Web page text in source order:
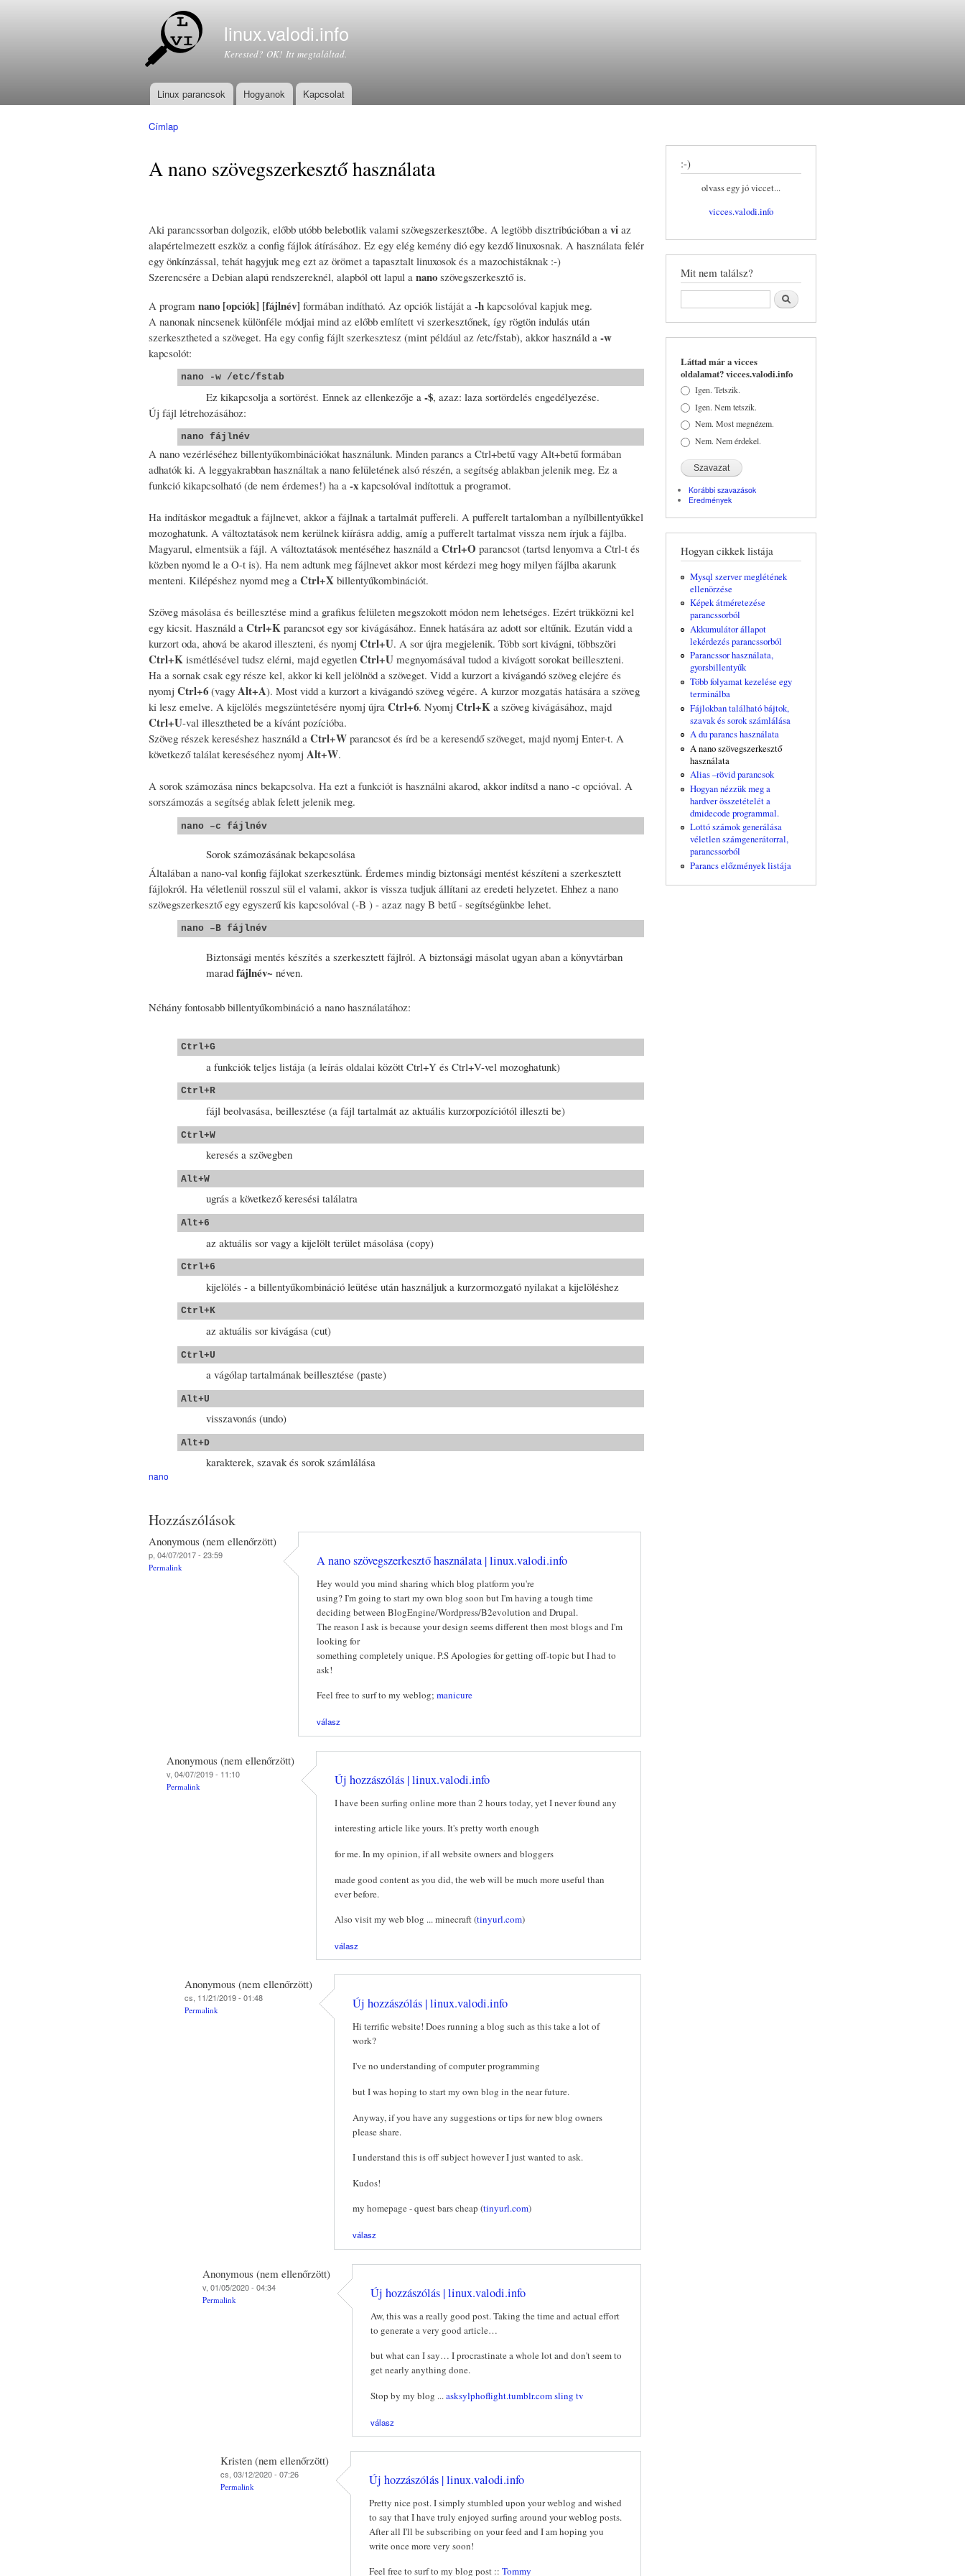
linux.valodi.info
Kerested? OK! Itt megtaláltad.
Főmenü
Linux parancsok Hogyanok Kapcsolat
Címlap
A nano szövegszerkesztő használata
Aki parancssorban dolgozik, előbb utóbb belebotlik valami szövegszerkesztőbe. A legtöbb disztribúcióban a vi az
alapértelmezett eszköz a config fájlok átírásához. Ez egy elég kemény dió egy kezdő linuxosnak. A használata felér
egy önkínzással, tehát hagyjuk meg ezt az örömet a tapasztalt linuxosok és a mazochistáknak :-)
Szerencsére a Debian alapú rendszereknél, alapból ott lapul a nano szövegszerkesztő is.
A program nano [opciók] [fájlnév] formában indítható. Az opciók listáját a -h kapcsolóval kapjuk meg.
A nanonak nincsenek különféle módjai mind az előbb említett vi szerkesztőnek, így rögtön indulás után
szerkesztheted a szöveget. Ha egy config fájlt szerkesztesz (mint például az /etc/fstab), akkor használd a -w
kapcsolót:
nano -w /etc/fstab
Ez kikapcsolja a sortörést. Ennek az ellenkezője a -$, azaz: laza sortördelés engedélyezése.
Új fájl létrehozásához:
nano fájlnév
A nano vezérléséhez billentyűkombinációkat használunk. Minden parancs a Ctrl+betű vagy Alt+betű formában
adhatók ki. A leggyakrabban használtak a nano felületének alsó részén, a segítség ablakban jelenik meg. Ez a
funkció kikapcsolható (de nem érdemes!) ha a -x kapcsolóval indítottuk a programot.
Ha indításkor megadtuk a fájlnevet, akkor a fájlnak a tartalmát puffereli. A pufferelt tartalomban a nyílbillentyűkkel
mozoghatunk. A változtatások nem kerülnek kiírásra addig, amíg a pufferelt tartalmat vissza nem írjuk a fájlba.
Magyarul, elmentsük a fájl. A változtatások mentéséhez használd a Ctrl+O parancsot (tartsd lenyomva a Ctrl-t és
közben nyomd le a O-t is). Ha nem adtunk meg fájlnevet akkor most kérdezi meg hogy milyen fájlba akarunk
menteni. Kilépéshez nyomd meg a Ctrl+X billentyűkombinációt.
Szöveg másolása és beillesztése mind a grafikus felületen megszokott módon nem lehetséges. Ezért trükközni kel
egy kicsit. Használd a Ctrl+K parancsot egy sor kivágásához. Ennek hatására az adott sor eltűnik. Ezután vidd a
kurzort oda, ahová be akarod illeszteni, és nyomj Ctrl+U. A sor újra megjelenik. Több sort kivágni, többszöri
Ctrl+K ismétlésével tudsz elérni, majd egyetlen Ctrl+U megnyomásával tudod a kivágott sorokat beilleszteni.
Ha a sornak csak egy része kel, akkor ki kell jelölnöd a szöveget. Vidd a kurzort a kivágandó szöveg elejére és
nyomj Ctrl+6 (vagy Alt+A). Most vidd a kurzort a kivágandó szöveg végére. A kurzor mozgatás hatására a szöveg
ki lesz emelve. A kijelölés megszüntetésére nyomj újra Ctrl+6. Nyomj Ctrl+K a szöveg kivágásához, majd
Ctrl+U-val illesztheted be a kívánt pozícióba.
Szöveg részek kereséshez használd a Ctrl+W parancsot és írd be a keresendő szöveget, majd nyomj Enter-t. A
következő találat kereséséhez nyomj Alt+W.
A sorok számozása nincs bekapcsolva. Ha ezt a funkciót is használni akarod, akkor indítsd a nano -c opcióval. A
sorszámozás a segítség ablak felett jelenik meg.
nano –c fájlnév
Sorok számozásának bekapcsolása
Általában a nano-val konfig fájlokat szerkesztünk. Érdemes mindig biztonsági mentést készíteni a szerkesztett
fájlokról. Ha véletlenül rosszul sül el valami, akkor is vissza tudjuk állítani az eredeti helyzetet. Ehhez a nano
szövegszerkesztő egy egyszerű kis kapcsolóval (-B ) - azaz nagy B betű - segítségünkbe lehet.
nano –B fájlnév
Biztonsági mentés készítés a szerkesztett fájlról. A biztonsági másolat ugyan aban a könyvtárban
marad fájlnév~ néven.
Néhány fontosabb billentyűkombináció a nano használatához:
Ctrl+G
a funkciók teljes listája (a leírás oldalai között Ctrl+Y és Ctrl+V-vel mozoghatunk)
Ctrl+R
fájl beolvasása, beillesztése (a fájl tartalmát az aktuális kurzorpozíciótól illeszti be)
Ctrl+W
keresés a szövegben
Alt+W
ugrás a következő keresési találatra
Alt+6
az aktuális sor vagy a kijelölt terület másolása (copy)
Ctrl+6
kijelölés - a billentyűkombináció leütése után használjuk a kurzormozgató nyilakat a kijelöléshez
Ctrl+K
az aktuális sor kivágása (cut)
Ctrl+U
a vágólap tartalmának beillesztése (paste)
Alt+U
visszavonás (undo)
Alt+D
karakterek, szavak és sorok számlálása
nano
Hozzászólások
Anonymous (nem ellenőrzött)
p, 04/07/2017 - 23:59
Permalink A nano szövegszerkesztő használata | linux.valodi.info
Hey would you mind sharing which blog platform you're
using? I'm going to start my own blog soon but I'm having a tough time
deciding between BlogEngine/Wordpress/B2evolution and Drupal.
The reason I ask is because your design seems different then most blogs and I'm
looking for
something completely unique. P.S Apologies for getting off-topic but I had to
ask!
Feel free to surf to my weblog; manicure
válasz
Anonymous (nem ellenőrzött)
v, 04/07/2019 - 11:10
Permalink Új hozzászólás | linux.valodi.info
I have been surfing online more than 2 hours today, yet I never found any
interesting article like yours. It's pretty worth enough
for me. In my opinion, if all website owners and bloggers
made good content as you did, the web will be much more useful than
ever before.
Also visit my web blog ... minecraft (tinyurl.com)
válasz
Anonymous (nem ellenőrzött)
cs, 11/21/2019 - 01:48
Permalink Új hozzászólás | linux.valodi.info
Hi terrific website! Does running a blog such as this take a lot of
work?
I've no understanding of computer programming
but I was hoping to start my own blog in the near future.
Anyway, if you have any suggestions or tips for new blog owners
please share.
I understand this is off subject however I just wanted to ask.
Kudos!
my homepage - quest bars cheap (tinyurl.com)
válasz
Anonymous (nem ellenőrzött)
v, 01/05/2020 - 04:34
Permalink Új hozzászólás | linux.valodi.info
Aw, this was a really good post. Taking the time and actual effort
to generate a very good article…
but what can I say… I procrastinate a whole lot and don't seem to
get nearly anything done.
Stop by my blog ...asksylphoflight.tumblr.com sling tv
válasz
Kristen (nem ellenőrzött)
cs, 03/12/2020 - 07:26
Permalink Új hozzászólás | linux.valodi.info
Pretty nice post. I simply stumbled upon your weblog and wished
to say that I have truly enjoyed surfing around your weblog posts.
After all I'll be subscribing on your feed and I am hoping you
write once more very soon!
Feel free to surf to my blog post :: Tommy
:-)
olvass egy jó viccet...
vicces.valodi.info
Mit nem találsz?
Keresés
Láttad már a vicces
oldalamat? vicces.valodi.info
Választások
Igen. Tetszik.
Igen. Nem tetszik.
Nem. Most megnézem.
Nem. Nem érdekel.
Korábbi szavazások
Eredmények
Hogyan cikkek listája
Mysql szerver meglétének
ellenörzése
Képek átméretezése
parancssorból
Akkumulátor állapot
lekérdezés parancssorból
Parancssor használata,
gyorsbillentyűk
Több folyamat kezelése egy
terminálba
Fájlokban található bájtok,
szavak és sorok számlálása
A du parancs használata
A nano szövegszerkesztő
használata
Alias –rövid parancsok
Hogyan nézzük meg a
hardver összetételét a
dmidecode programmal.
Lottó számok generálása
véletlen számgenerátorral,
parancssorból
Parancs előzmények listája